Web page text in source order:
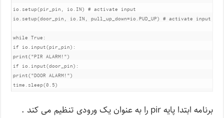
io.setup(pir_pin, io.IN) # activate input
io.setup(door_pin, io.IN, pull_up_down=io.PUD_UP) # activate input
while True:
if io.input(pir_pin):
print("PIR ALARM!")
if io.input(door_pin):
print("DOOR ALARM!")
time.sleep(0.5)
برنامه ابتدا پایه pir را به عنوان یک ورودی تنظیم می کند .